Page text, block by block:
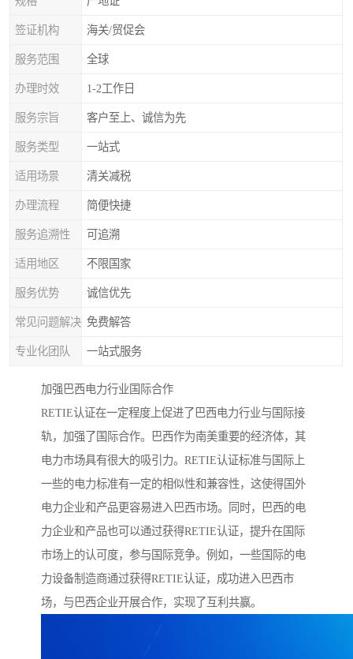
签证机构 海关/贸促会
服务范围 全球
办理时效 1-2工作日
服务宗旨 客户至上、诚信为先
服务类型 一站式
适用场景 清关减税
办理流程 简便快捷
服务追溯性 可追溯
适用地区 不限国家
服务优势 诚信优先
常见问题解决 免费解答
专业化团队 一站式服务
加强巴西电力行业国际合作
RETIE认证在一定程度上促进了巴西电力行业与国际接
轨，加强了国际合作。巴西作为南美重要的经济体，其
电力市场具有很大的吸引力。RETIE认证标准与国际上
一些的电力标准有一定的相似性和兼容性，这使得国外
电力企业和产品更容易进入巴西市场。同时，巴西的电
力企业和产品也可以通过获得RETIE认证，提升在国际
市场上的认可度，参与国际竞争。例如，一些国际的电
力设备制造商通过获得RETIE认证，成功进入巴西市
场，与巴西企业开展合作，实现了互利共赢。